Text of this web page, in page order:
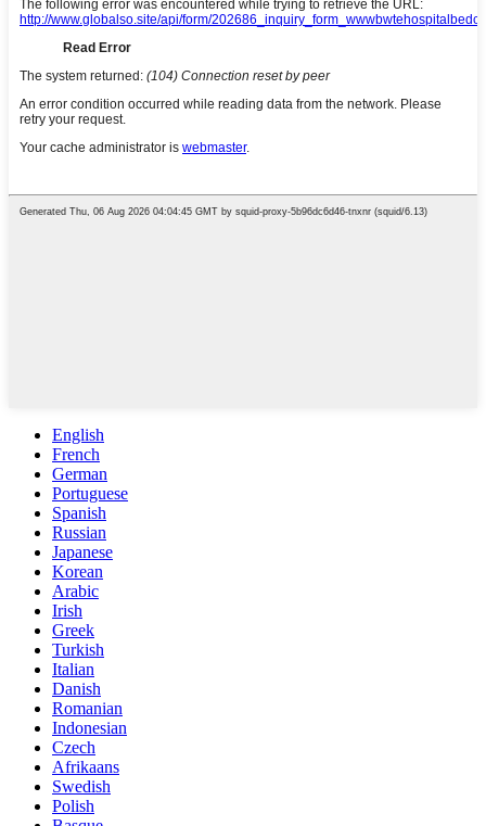
English
French
German
Portuguese
Spanish
Russian
Japanese
Korean
Arabic
Irish
Greek
Turkish
Italian
Danish
Romanian
Indonesian
Czech
Afrikaans
Swedish
Polish